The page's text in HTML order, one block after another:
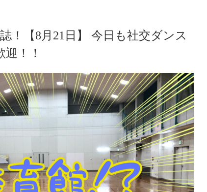
！【8月21日】 今日も社交ダンス
迎！！